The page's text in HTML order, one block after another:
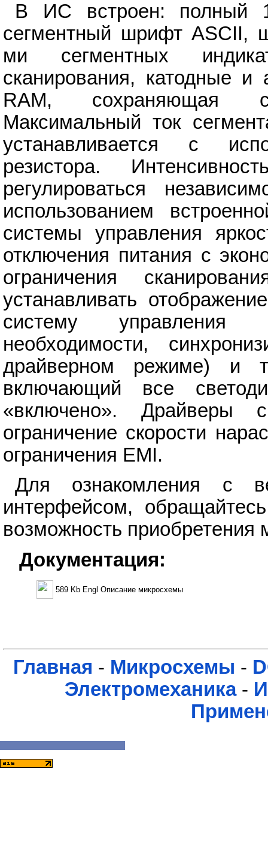
В ИС встроен: полный
сегментный шрифт ASCII,
ми сегментных
сканирования, катодные и
RAM, сохраняющая
Максимальный ток
устанавливается с
резистора.
регулироваться
использованием
системы управления
отключения питания с
ограничения
устанавливать
систему управления
необходимости,
драйверном режиме) и
включающий все
«включено». Драйверы
ограничение скорости
ограничения EMI.
Для ознакомления с
интерфейсом,
возможность приобретения
Документация:
589 Kb Engl Описание микросхемы
Главная - Микросхемы -
Электромеханика-